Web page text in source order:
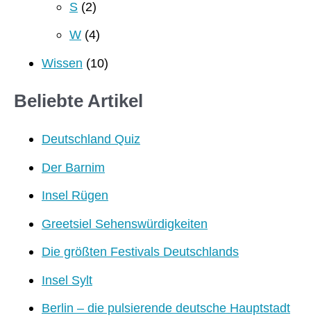
S (2)
W (4)
Wissen (10)
Beliebte Artikel
Deutschland Quiz
Der Barnim
Insel Rügen
Greetsiel Sehenswürdigkeiten
Die größten Festivals Deutschlands
Insel Sylt
Berlin – die pulsierende deutsche Hauptstadt